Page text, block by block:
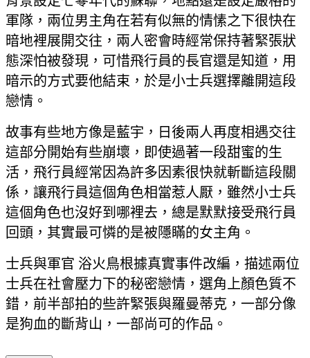
軍隊，兩位男主角在若有似無的情愫之下很快在
暗地裡展開交往，兩人密會時經常保持著緊張狀
態深怕被發現，可惜飛行員的長官還是知道，用
暗示的方式要他結束，於是小士兵選擇離開這段
戀情。
故事有些地方像是藍宇，日後兩人再度相遇交往
這部分開始有些崩壞，即使過著一段甜蜜的生
活，飛行員經常因為許多因素很快就斬斷這段關
係，讓飛行員這個角色相當惹人厭，雖然小士兵
這個角色也沒好到哪裡去，總是默默接受飛行員
回頭，其實最可憐的是被隱瞞的女主角。
士兵與軍官 浴火鳥根據真實事件改編，描述兩位
士兵在社會壓力下的秘密戀情，選角上顏色質不
錯，前半部拍的些許緊張與羅曼蒂克，一部分像
是狗血的斷背山，一部尚可的作品。